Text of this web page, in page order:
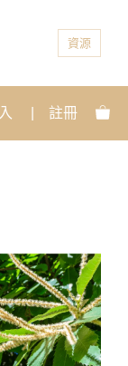
資源
註冊